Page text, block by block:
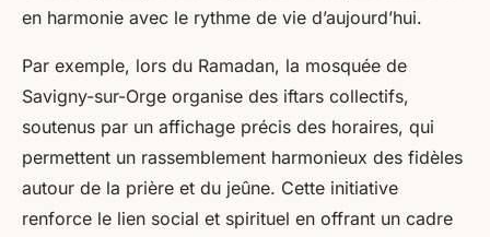
en harmonie avec le rythme de vie d’aujourd’hui.
Par exemple, lors du Ramadan, la mosquée de
Savigny-sur-Orge organise des iftars collectifs,
soutenus par un affichage précis des horaires, qui
permettent un rassemblement harmonieux des fidèles
autour de la prière et du jeûne. Cette initiative
renforce le lien social et spirituel en offrant un cadre